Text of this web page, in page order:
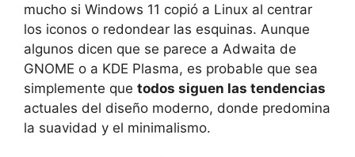
mucho si Windows 11 copió a Linux al centrar
los iconos o redondear las esquinas. Aunque
algunos dicen que se parece a Adwaita de
GNOME o a KDE Plasma, es probable que sea
simplemente que todos siguen las tendencias
actuales del diseño moderno, donde predomina
la suavidad y el minimalismo.